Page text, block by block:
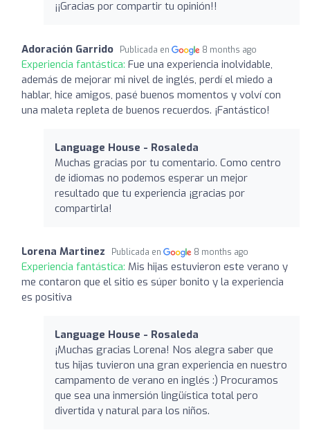
¡¡Gracias por compartir tu opinión!!
Adoración Garrido Publicada en 8 months ago
Experiencia fantástica: Fue una experiencia inolvidable,
además de mejorar mi nivel de inglés, perdí el miedo a
hablar, hice amigos, pasé buenos momentos y volví con
una maleta repleta de buenos recuerdos. ¡Fantástico!
Language House - Rosaleda
Muchas gracias por tu comentario. Como centro
de idiomas no podemos esperar un mejor
resultado que tu experiencia ¡gracias por
compartirla!
Lorena Martinez Publicada en 8 months ago
Experiencia fantástica: Mis hijas estuvieron este verano y
me contaron que el sitio es súper bonito y la experiencia
es positiva
Language House - Rosaleda
¡Muchas gracias Lorena! Nos alegra saber que
tus hijas tuvieron una gran experiencia en nuestro
campamento de verano en inglés :) Procuramos
que sea una inmersión lingüística total pero
divertida y natural para los niños.